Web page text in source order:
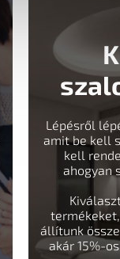
Lépésről
amit be kell
kell
ahogyan
állítunk
akár 15%-